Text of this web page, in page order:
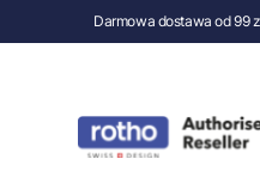
Darmowa dostawa od 99